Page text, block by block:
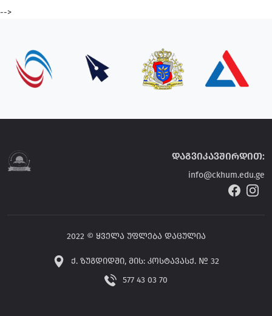
-->
დაგვიკავშირდით:
info@ckhum.edu.ge
2022 © ყველა უფლება დაცულია
ქ. ზუგდიდში, მის: კოსტავასქ. № 32
577 43 03 70